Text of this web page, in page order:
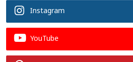
Instagram
YouTube